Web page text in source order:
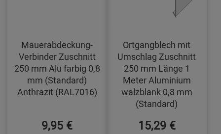
Mauerabdeckung-
Verbinder Zuschnitt
250 mm Alu farbig 0,8
mm (Standard)
Anthrazit (RAL7016)
9,95 €
Ortgangblech mit
Umschlag Zuschnitt
250 mm Länge 1
Meter Aluminium
walzblank 0,8 mm
(Standard)
15,29 €